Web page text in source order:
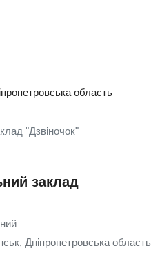
область
"Дзвіночок"
заклад
Дніпропетровська область